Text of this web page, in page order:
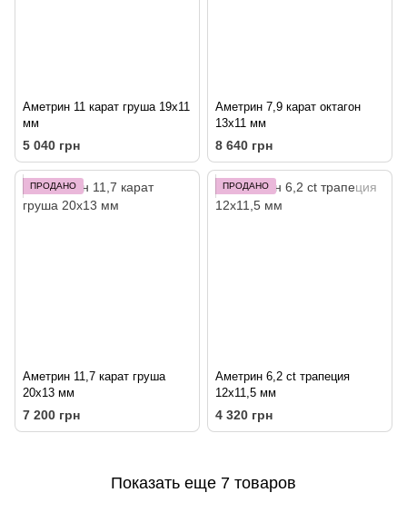
Аметрин 11 карат груша 19х11
мм
5 040 грн
Аметрин 7,9 карат октагон
13х11 мм
8 640 грн
ПРОДАНО
Аметрин 11,7 карат груша
20х13 мм
7 200 грн
ПРОДАНО
Аметрин 6,2 ct трапеция
12х11,5 мм
4 320 грн
Показать еще 7 товаров